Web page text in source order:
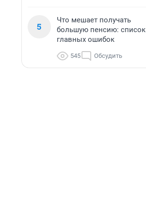
5
Что мешает получать
большую пенсию: список
главных ошибок
545 Обсудить